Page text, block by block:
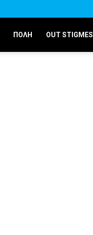
ΠΟΛΗ OUT STIGMES